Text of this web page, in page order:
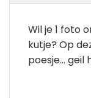
Wil je 1 foto
kutje? Op
poesje… geil